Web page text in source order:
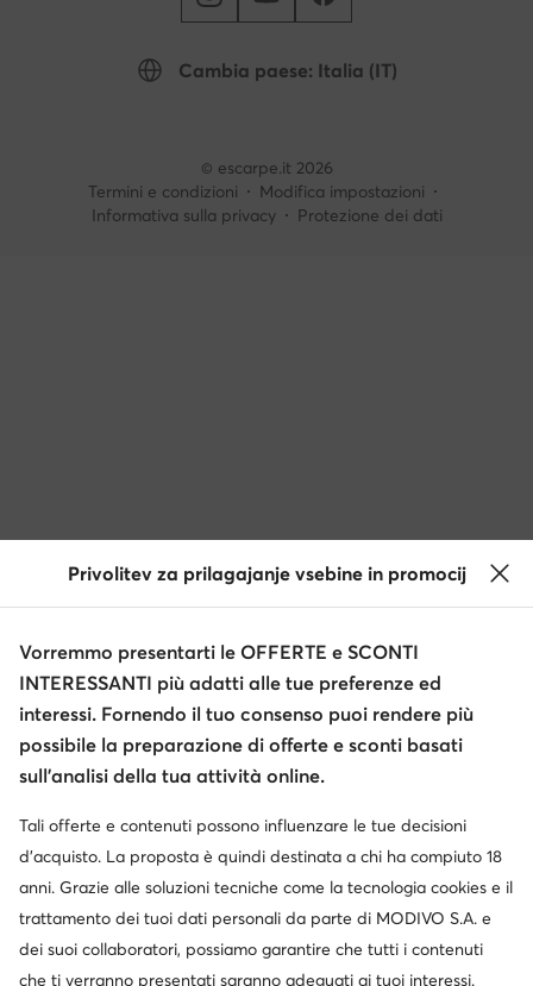
Cambia paese: Italia (IT)
© escarpe.it 2026
Termini e condizioni
Modifica impostazioni
Informativa sulla privacy
Protezione dei dati
Privolitev za prilagajanje vsebine in promocij
Vorremmo presentarti le OFFERTE e SCONTI
INTERESSANTI più adatti alle tue preferenze ed
interessi. Fornendo il tuo consenso puoi rendere più
possibile la preparazione di offerte e sconti basati
sull’analisi della tua attività online.
Tali offerte e contenuti possono influenzare le tue decisioni
d’acquisto. La proposta è quindi destinata a chi ha compiuto 18
anni. Grazie alle soluzioni tecniche come la tecnologia cookies e il
trattamento dei tuoi dati personali da parte di MODIVO S.A. e
dei suoi collaboratori, possiamo garantire che tutti i contenuti
che ti verranno presentati saranno adeguati ai tuoi interessi.